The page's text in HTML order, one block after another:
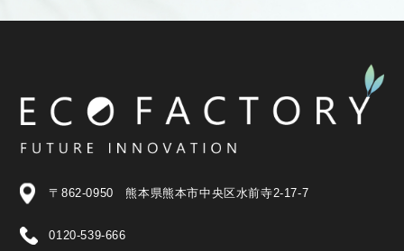
〒862-0950 熊本県熊本市中央区水前寺2-17-7
0120-539-666